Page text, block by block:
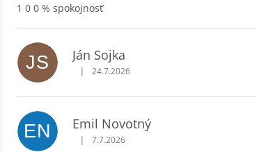
e
n
1 0 0 % spokojnosť
JS Ján Sojka
Hodnotenie obchodu je 5 z 5 hviezdičiek.
| 24.7.2026
EN Emil Novotný
Hodnotenie obchodu je 5 z 5 hviezdičiek.
| 7.7.2026